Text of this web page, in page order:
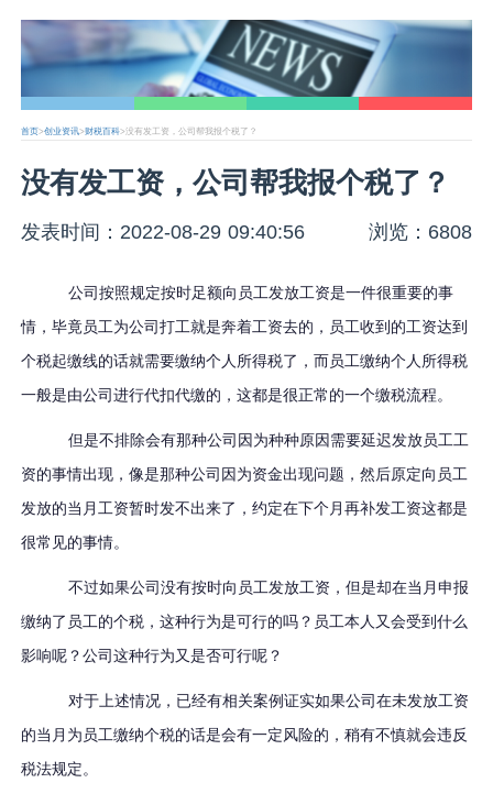
首页>创业资讯>财税百科>没有发工资，公司帮我报个税了？
没有发工资，公司帮我报个税了？
发表时间：2022-08-29 09:40:56 浏览：6808
公司按照规定按时足额向员工发放工资是一件很重要的事
情，毕竟员工为公司打工就是奔着工资去的，员工收到的工资达到
个税起缴线的话就需要缴纳个人所得税了，而员工缴纳个人所得税
一般是由公司进行代扣代缴的，这都是很正常的一个缴税流程。
但是不排除会有那种公司因为种种原因需要延迟发放员工工
资的事情出现，像是那种公司因为资金出现问题，然后原定向员工
发放的当月工资暂时发不出来了，约定在下个月再补发工资这都是
很常见的事情。
不过如果公司没有按时向员工发放工资，但是却在当月申报
缴纳了员工的个税，这种行为是可行的吗？员工本人又会受到什么
影响呢？公司这种行为又是否可行呢？
对于上述情况，已经有相关案例证实如果公司在未发放工资
的当月为员工缴纳个税的话是会有一定风险的，稍有不慎就会违反
税法规定。